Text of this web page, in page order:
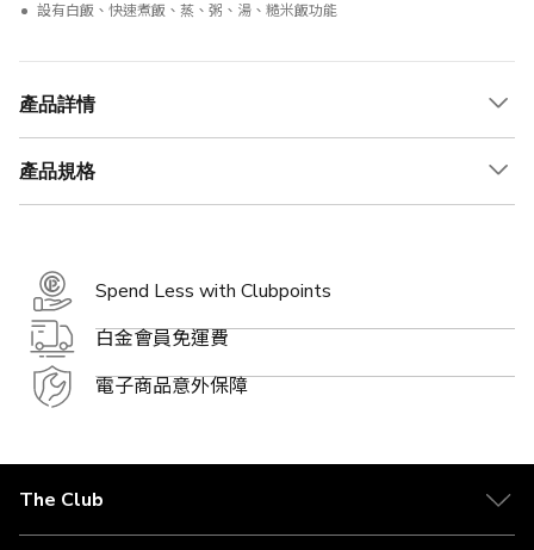
設有白飯、快速煮飯、蒸、粥、湯、糙米飯功能
產品詳情
產品規格
Spend Less with Clubpoints
白金會員免運費
電子商品意外保障
The Club
關於 The Club